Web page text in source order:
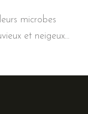
microbes
et neigeux…